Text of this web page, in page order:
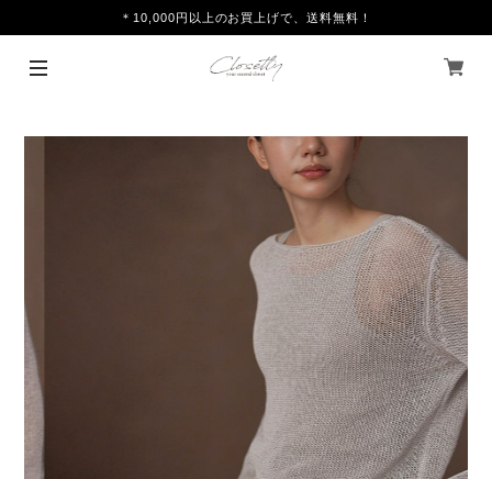
＊10,000円以上のお買上げで、送料無料！